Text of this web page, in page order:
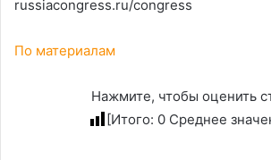
russiacongress.ru/congress
По материалам
Нажмите, чтобы оценить
[Итого: 0 Среднее